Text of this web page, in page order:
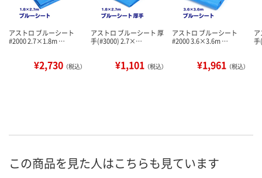
アストロ ブルーシート
#2000 2.7×1.8m …
¥2,730 （税込）
アストロ ブルーシート 厚
手(#3000) 2.7×…
¥1,101 （税込）
アストロ ブルーシート
#2000 3.6×3.6m …
¥1,961 （税込）
この商品を見た人はこちらも見ています